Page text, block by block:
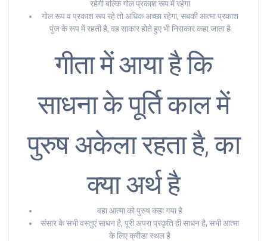
रहेगी बल्कि गोल प्रकाश रूप में रहेगा
गोल रूप व प्रकाश रूप रहे तो अधिक अच्छा रहेगा, सबकी आत्मा प्रकाश
पुंज के रूप में रहती है, वह साकार होते हुए भी निराकार कहा जाता है
गीता में आया है कि
साधना के पूर्ति काल में
पुरुष अकेला रहता है, का
क्या अर्थ है
वहा आत्मा को पुरुष कहा गया है
संसार के सभी वस्तुएं साधन है, पूरी अपरा प्रकृति ही साधन है, सभी आत्मा
के लिए क्रीडा स्थल है